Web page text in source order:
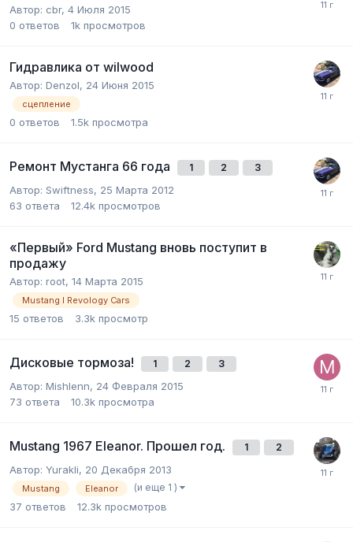
Автор: cbr, 4 Июля 2015
0 ответов 1k просмотров
Гидравлика от wilwood
Автор: Denzol, 24 Июня 2015
сцепление
0 ответов 1.5k просмотра
Ремонт Мустанга 66 года 1 2 3
Автор: Swiftness, 25 Марта 2012
63 ответа 12.4k просмотров
«Первый» Ford Mustang вновь поступит в
продажу
Автор: root, 14 Марта 2015
Mustang I Revology Cars
15 ответов 3.3k просмотр
Дисковые тормоза! 1 2 3
Автор: Mishlenn, 24 Февраля 2015
73 ответа 10.3k просмотра
Mustang 1967 Eleanor. Прошел год. 1 2
Автор: Yurakli, 20 Декабря 2013
Mustang Eleanor (и еще 1 )
37 ответов 12.3k просмотров